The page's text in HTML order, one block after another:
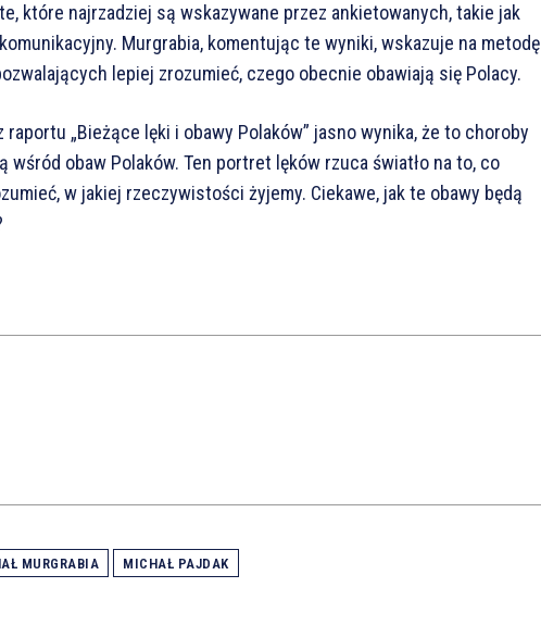
które najrzadziej są wskazywane przez ankietowanych, takie jak
Murgrabia, komentując te wyniki, wskazuje na metodę
lepiej zrozumieć, czego obecnie obawiają się Polacy.
„Bieżące lęki i obawy Polaków” jasno wynika, że to choroby
obaw Polaków. Ten portret lęków rzuca światło na to, co
w jakiej rzeczywistości żyjemy. Ciekawe, jak te obawy będą
MURGRABIA MICHAŁ PAJDAK